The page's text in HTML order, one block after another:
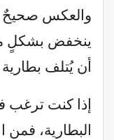
والعكس صحيحٌ
أن يُتلف بطارية
إذا كنت ترغب
البطارية،